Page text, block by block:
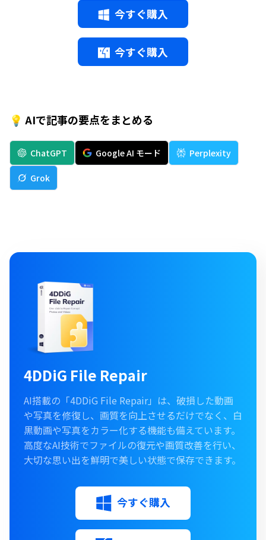
今すぐ購入
今すぐ購入
💡 AIで記事の要点をまとめる
ChatGPT Google AI モード Perplexity
Grok
4DDiG File Repair
AI搭載の「4DDiG File Repair」は、破損した動画
や写真を修復し、画質を向上させるだけでなく、白
黒動画や写真をカラー化する機能も備えています。
高度なAI技術でファイルの復元や画質改善を行い、
大切な思い出を鮮明で美しい状態で保存できます。
今すぐ購入